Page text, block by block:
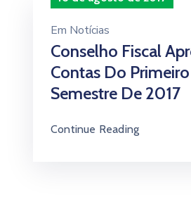
Em Notícias
Conselho Fiscal
Contas Do Primeiro
Semestre De 2017
Continue Reading